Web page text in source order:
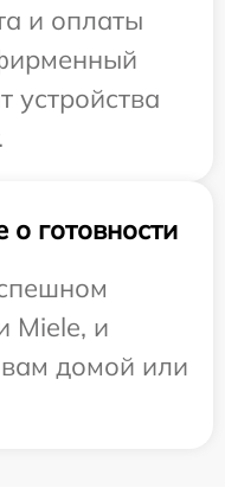
и оплаты
устройства
готовности
Miele, и
вам домой или